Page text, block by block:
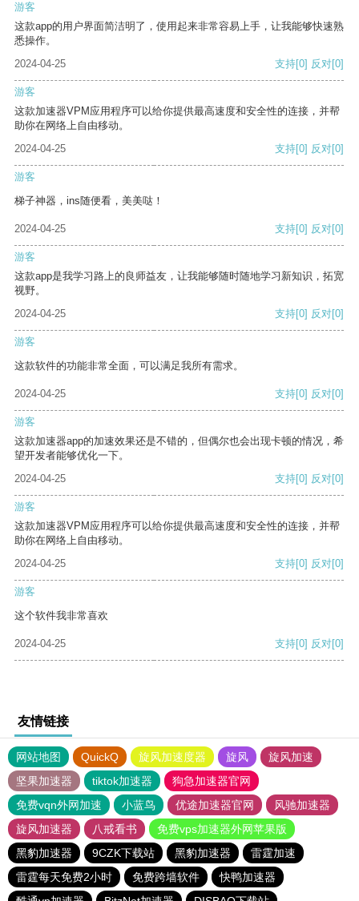
游客
这款app的用户界面简洁明了，使用起来非常容易上手，让我能够快速熟
悉操作。
2024-04-25
支持[0] 反对[0]
游客
这款加速器VPM应用程序可以给你提供最高速度和安全性的连接，并帮
助你在网络上自由移动。
2024-04-25
支持[0] 反对[0]
游客
梯子神器，ins随便看，美美哒！
2024-04-25 支持[0] 反对[0]
游客
这款app是我学习路上的良师益友，让我能够随时随地学习新知识，拓宽
视野。
2024-04-25
支持[0] 反对[0]
游客
这款软件的功能非常全面，可以满足我所有需求。
2024-04-25 支持[0] 反对[0]
游客
这款加速器app的加速效果还是不错的，但偶尔也会出现卡顿的情况，希
望开发者能够优化一下。
2024-04-25
支持[0] 反对[0]
游客
这款加速器VPM应用程序可以给你提供最高速度和安全性的连接，并帮
助你在网络上自由移动。
2024-04-25
支持[0] 反对[0]
游客
这个软件我非常喜欢
2024-04-25 支持[0] 反对[0]
友情链接
网站地图 QuickQ 旋风加速度器 旋风
旋风加速
坚果加速器
tiktok加速器
狗急加速器官网
免费vqn外网加速
小蓝鸟 优途加速器官网
风驰加速器
旋风加速器
八戒看书
免费vps加速器外网苹果版
黑豹加速器
9CZK下载站 黑豹加速器
雷霆加速
雷霆每天免费2小时
免费跨墙软件
快鸭加速器